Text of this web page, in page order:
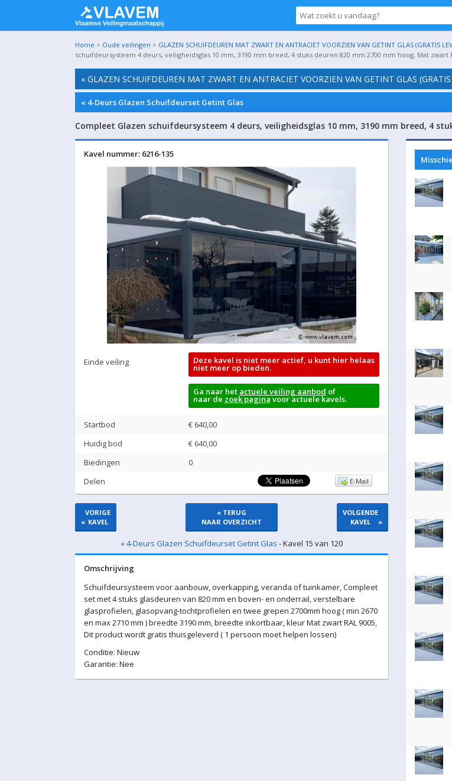
Home > Oude veilingen > GLAZEN SCHUIFDEUREN MAT ZWART EN ANTRACIET VOORZIEN VAN GETINT GLAS (GRATIS
schuifdeursysteem 4 deurs, veiligheidsglas 10 mm, 3190 mm breed, 4 stuks deuren 820 mm 2700 mm hoog, Mat zwart
« GLAZEN SCHUIFDEUREN MAT ZWART EN ANTRACIET VOORZIEN VAN GETINT GLAS
« 4-Deurs Glazen Schuifdeurset Getint Glas
Compleet Glazen schuifdeursysteem 4 deurs, veiligheidsglas 10 mm, 3190 mm breed, 4
Kavel nummer: 6216-135
Einde veiling Deze kavel is niet meer actief, u kunt hier helaas
niet meer op bieden.
Ga naar het actuele veiling aanbod of
naar de zoek paginavoor actuele kavels.
Startbod
€ 640,00
Huidig bod
€ 640,00
Biedingen
0
Delen
E-Mail
«
VORIGE
KAVEL
« TERUG
NAAR OVERZICHT
VOLGENDE
KAVEL
»
« 4-Deurs Glazen Schuifdeurset Getint Glas - Kavel 15 van 120
Omschrijving
Schuifdeursysteem voor aanbouw, overkapping, veranda of tuinkamer, Compleet
set met 4 stuks glasdeuren van 820 mm en boven- en onderrail, verstelbare
glasprofielen, glasopvang-tochtprofielen en twee grepen 2700mm hoog ( min 2670
en max 2710 mm ) breedte 3190 mm, breedte inkortbaar, kleur Mat zwart RAL 9005,
Dit product wordt gratis thuisgeleverd ( 1 persoon moet helpen lossen)
Conditie: Nieuw
Garantie: Nee